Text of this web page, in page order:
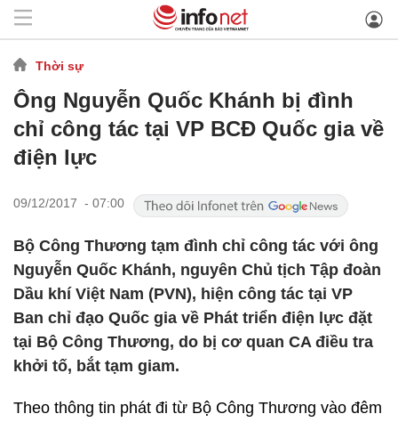
Thời sự
Ông Nguyễn Quốc Khánh bị đình
chỉ công tác tại VP BCĐ Quốc gia về
điện lực
09/12/2017 - 07:00
Bộ Công Thương tạm đình chỉ công tác với ông
Nguyễn Quốc Khánh, nguyên Chủ tịch Tập đoàn
Dầu khí Việt Nam (PVN), hiện công tác tại VP
Ban chỉ đạo Quốc gia về Phát triển điện lực đặt
tại Bộ Công Thương, do bị cơ quan CA điều tra
khởi tố, bắt tạm giam.
Theo thông tin phát đi từ Bộ Công Thương vào đêm